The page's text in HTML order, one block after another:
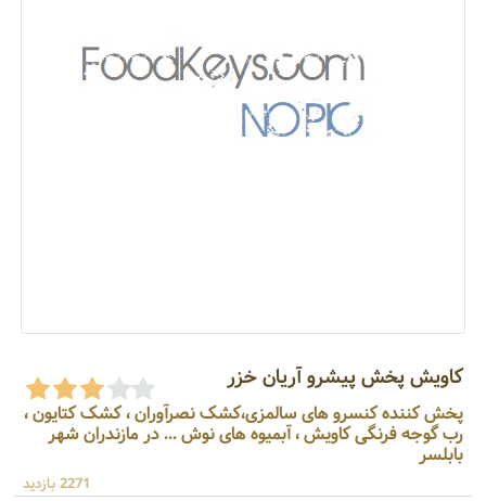
کاویش پخش پیشرو آریان خزر
پخش کننده کنسرو های سالمزی،کشک نصرآوران ، کشک کتایون ،
رب گوجه فرنگی کاویش ، آبمیوه های نوش ... در مازندران شهر
بابلسر
2271 بازدید